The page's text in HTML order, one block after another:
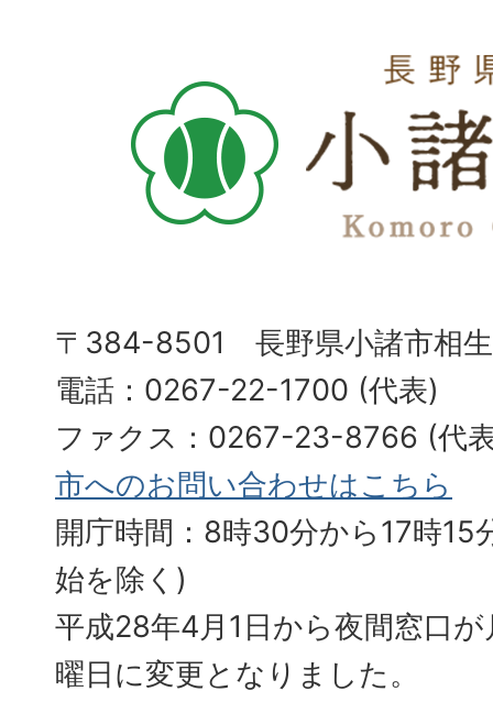
〒384-8501 長野県小諸市相
電話：0267-22-1700 (代表)
ファクス：0267-23-8766 (
市へのお問い合わせはこちら
開庁時間：8時30分から17時15
始を除く)
平成28年4月1日から夜間窓口
曜日に変更となりました。